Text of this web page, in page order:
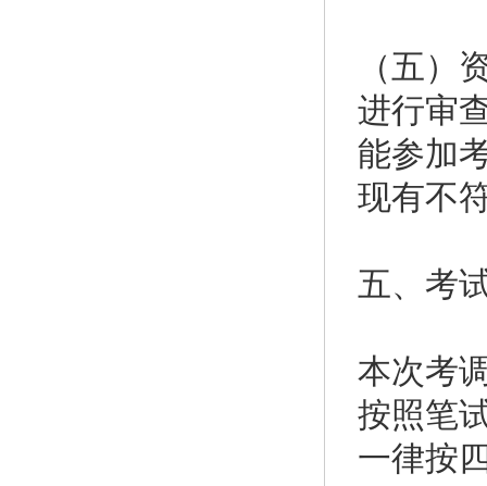
（五）
进行审
能参加
现有不
五、考
本次考
按照笔
一律按